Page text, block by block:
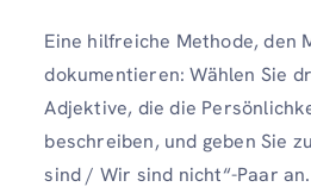
Eine hilfreiche Methode, den
dokumentieren: Wählen Sie
Adjektive, die die
beschreiben, und geben Sie
sind / Wir sind nicht“-Paar